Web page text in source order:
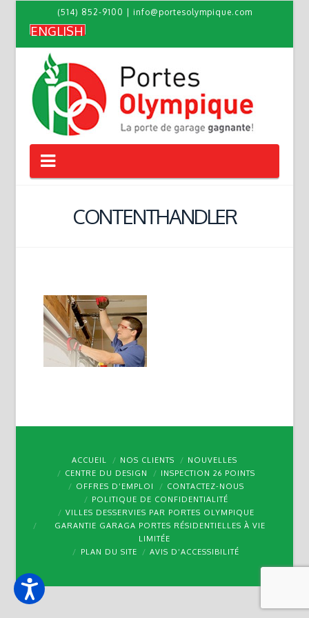
(514) 852-9100 info@portesolympique.com
ENGLISH
Navigation
CONTENTHANDLER
ACCUEIL NOS CLIENTS
NOUVELLES
CENTRE DU DESIGN
INSPECTION 26 POINTS
OFFRES D’EMPLOI
CONTACTEZ-NOUS
POLITIQUE DE CONFIDENTIALITÉ
VILLES DESSERVIES PAR PORTES OLYMPIQUE
GARANTIE GARAGA PORTES RÉSIDENTIELLES À VIE
LIMITÉE
PLAN DU SITE
AVIS D’ACCESSIBILITÉ